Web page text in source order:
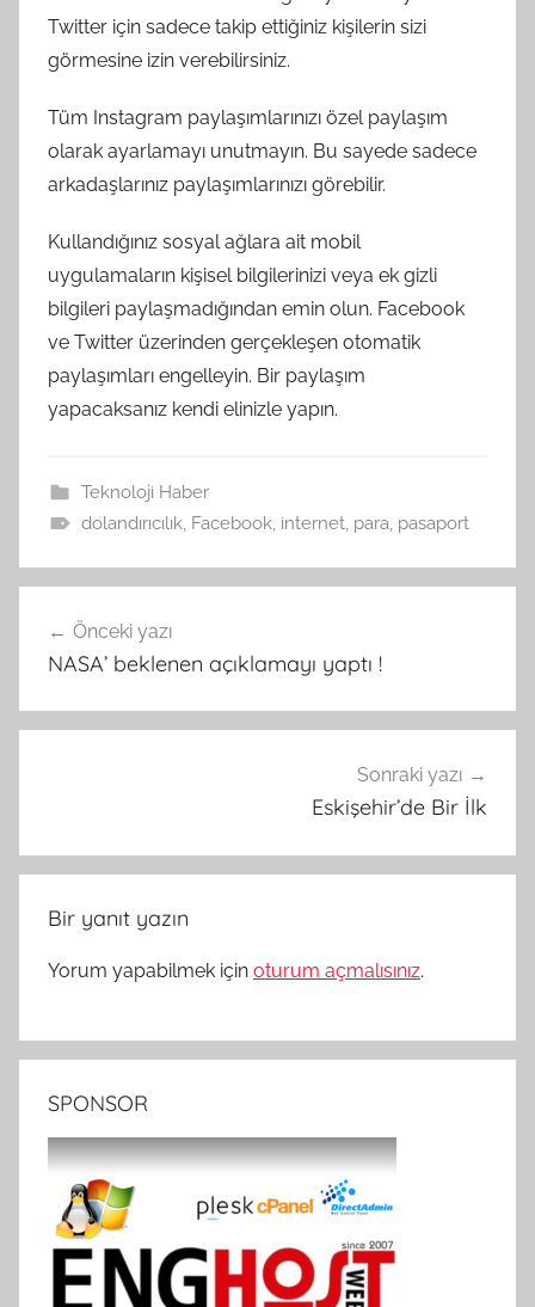
Twitter için sadece takip ettiğiniz kişilerin sizi
görmesine izin verebilirsiniz.
Tüm Instagram paylaşımlarınızı özel paylaşım
olarak ayarlamayı unutmayın. Bu sayede sadece
arkadaşlarınız paylaşımlarınızı görebilir.
Kullandığınız sosyal ağlara ait mobil
uygulamaların kişisel bilgilerinizi veya ek gizli
bilgileri paylaşmadığından emin olun. Facebook
ve Twitter üzerinden gerçekleşen otomatik
paylaşımları engelleyin. Bir paylaşım
yapacaksanız kendi elinizle yapın.
Teknoloji Haber
dolandırıcılık, Facebook, internet, para pasaport
gezinmesi
Önceki yazı
NASA’ beklenen açıklamayı yaptı !
Sonraki yazı
Eskişehir’de Bir İlk
Bir yanıt yazın
Yorum yapabilmek için oturum açmalısınız.
SPONSOR